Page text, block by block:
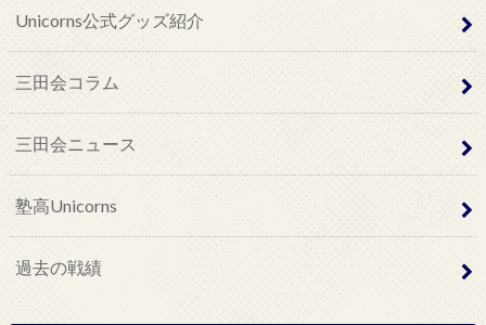
Unicorns公式グッズ紹介
三田会コラム
三田会ニュース
塾高Unicorns
過去の戦績